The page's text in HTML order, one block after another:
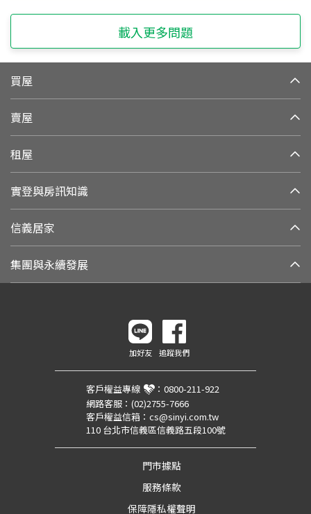
載入更多問題
買屋
賣屋
租屋
實登與房訊知識
信義居家
集團與永續發展
加好友 追蹤我們
客戶權益專線 ： 0800-211-922
網路客服： (02)2755-7666
客戶權益信箱： cs@sinyi.com.tw
110 台北市信義區信義路五段100號
門市據點
服務條款
保障隱私權聲明